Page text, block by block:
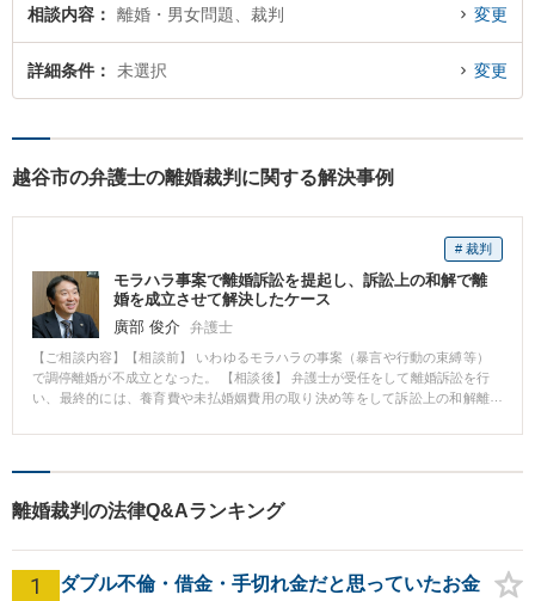
相談内容 離婚・男女問題、裁判 変更
詳細条件 未選択 変更
越谷市の弁護士の離婚裁判に関する解決事例
# 裁判
モラハラ事案で離婚訴訟を提起し、訴訟上の和解で離
婚を成立させて解決したケース
廣部 俊介 弁護士
【ご相談内容】【相談前】 いわゆるモラハラの事案（暴言や行動の束縛等）
で調停離婚が不成立となった。 【相談後】 弁護士が受任をして離婚訴訟を行
い、最終的には、養育費や未払婚姻費用の取り決め等をして訴訟上の和解離
護士に依頼しています。
離婚裁判の法律Q&Aランキング
1
ダブル不倫・借金・手切れ金だと思っていたお金